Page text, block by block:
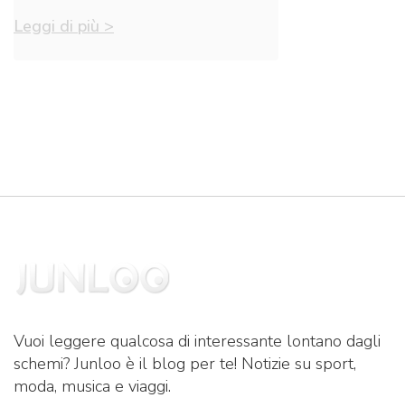
Leggi di più >
Vuoi leggere qualcosa di interessante lontano dagli
schemi? Junloo è il blog per te! Notizie su sport,
moda, musica e viaggi.